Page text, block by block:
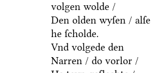
volgen wolde /
Den olden wyſen / alſe
he ſcholde.
Vnd volgede den
Narren / do vorlor /